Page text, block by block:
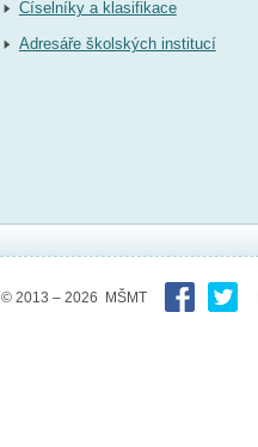
Číselníky a klasifikace
Adresáře školských institucí
© 2013 – 2026 MŠMT